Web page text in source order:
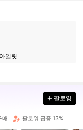
일릿
팔로잉
매 팔로워 급증 13%